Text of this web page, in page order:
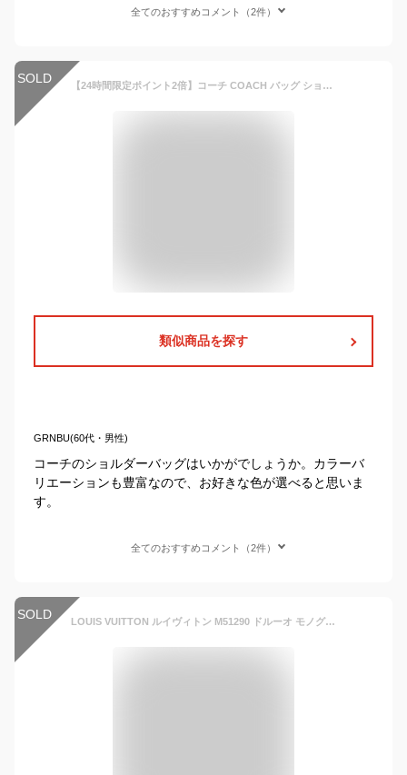
全てのおすすめコメント（2件）
SOLD 【24時間限定ポイント2倍】コーチ COACH バッグ ショルダーバッグ FC1554 C1554 特別送料無料 ラグジュアリー シグネチャー ローワン ファイル バッグ アウトレットレディース ブランド 通販 斜めがけ 2021SS
類似商品を探す
GRNBU(60代・男性)
コーチのショルダーバッグはいかがでしょうか。カラーバ
リエーションも豊富なので、お好きな色が選べると思いま
す。
全てのおすすめコメント（2件）
SOLD LOUIS VUITTON ルイヴィトン M51290 ドルーオ モノグラム レディース ショルダーバッグ 斜めがけ クロスボディ 廃盤品 管理RT31041